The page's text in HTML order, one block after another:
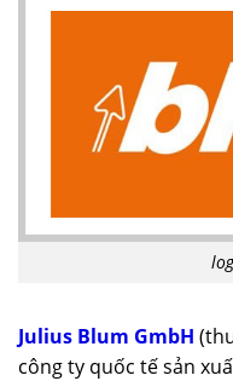
Julius Blum GmbH
công ty quốc tế sản